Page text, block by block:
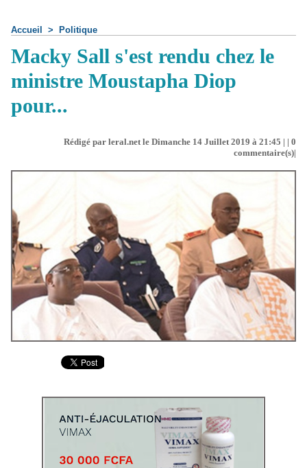
Accueil > Politique
Macky Sall s'est rendu chez le
ministre Moustapha Diop
pour...
Rédigé par leral.net le Dimanche 14 Juillet 2019 à 21:45 | | 0
commentaire(s)|